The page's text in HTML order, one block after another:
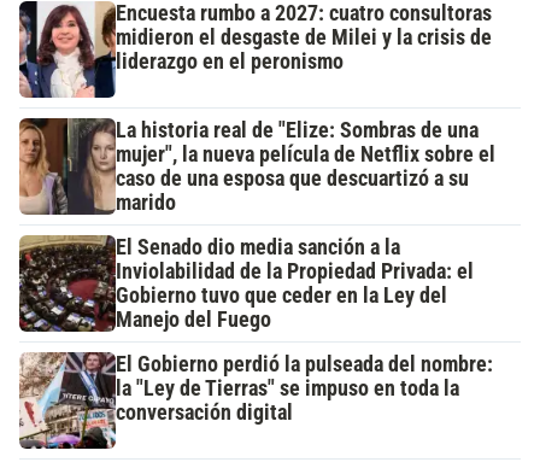
Encuesta rumbo a 2027: cuatro consultoras
midieron el desgaste de Milei y la crisis de
liderazgo en el peronismo
La historia real de "Elize: Sombras de una
mujer", la nueva película de Netflix sobre el
caso de una esposa que descuartizó a su
marido
El Senado dio media sanción a la
Inviolabilidad de la Propiedad Privada: el
Gobierno tuvo que ceder en la Ley del
Manejo del Fuego
El Gobierno perdió la pulseada del nombre:
la "Ley de Tierras" se impuso en toda la
conversación digital